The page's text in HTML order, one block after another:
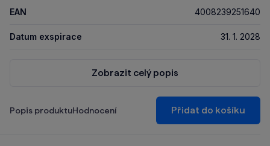
EAN 4008239251640
Datum exspirace 31. 1. 2028
Zobrazit celý popis
Popis produktuHodnocení Přidat do košíku